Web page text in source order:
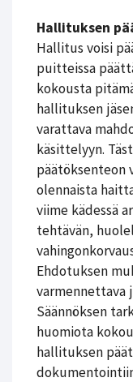
Hallituksen
Hallitus voisi
puitteissa
kokousta
hallituksen
varattava
käsittelyyn.
päätöksenteon
olennaista
viime kädessä
tehtävän,
Ehdotuksen
varmennettava
Säännöksen
huomiota
hallituksen